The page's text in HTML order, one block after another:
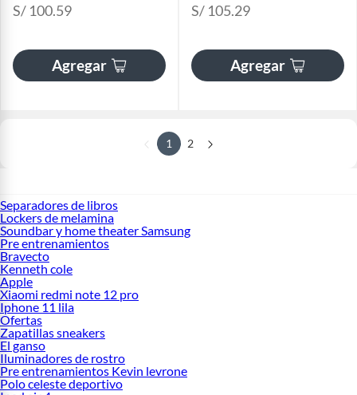
S/ 100.59
Agregar
S/ 105.29
Agregar
1 2
Separadores de libros
Lockers de melamina
Soundbar y home theater Samsung
Pre entrenamientos
Bravecto
Kenneth cole
Apple
Xiaomi redmi note 12 pro
Iphone 11 lila
Ofertas
Zapatillas sneakers
El ganso
Iluminadores de rostro
Pre entrenamientos Kevin levrone
Polo celeste deportivo